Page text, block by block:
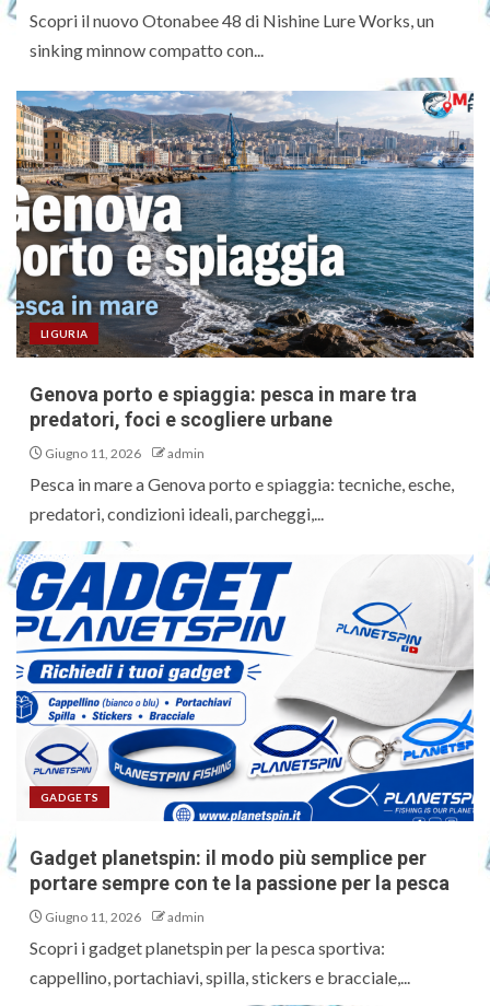
Scopri il nuovo Otonabee 48 di Nishine Lure Works, un
sinking minnow compatto con...
LIGURIA
Genova porto e spiaggia: pesca in mare tra
predatori, foci e scogliere urbane
Giugno 11, 2026 admin
Pesca in mare a Genova porto e spiaggia: tecniche, esche,
predatori, condizioni ideali, parcheggi,...
GADGETS
Gadget planetspin: il modo più semplice per
portare sempre con te la passione per la pesca
Giugno 11, 2026 admin
Scopri i gadget planetspin per la pesca sportiva:
cappellino, portachiavi, spilla, stickers e bracciale,...